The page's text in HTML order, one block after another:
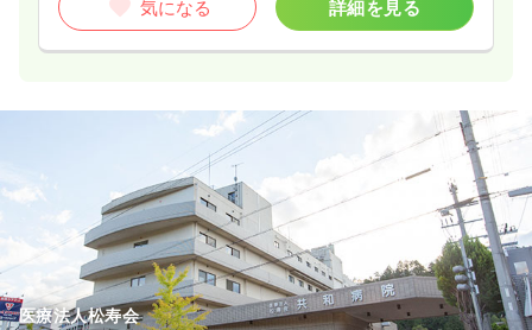
気になる 詳細を見る
医療法人松寿会